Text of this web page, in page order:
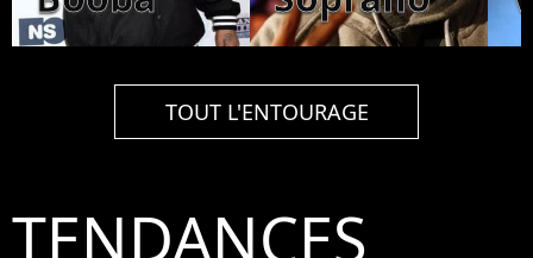
TOUT L'ENTOURAGE
TENDANCES